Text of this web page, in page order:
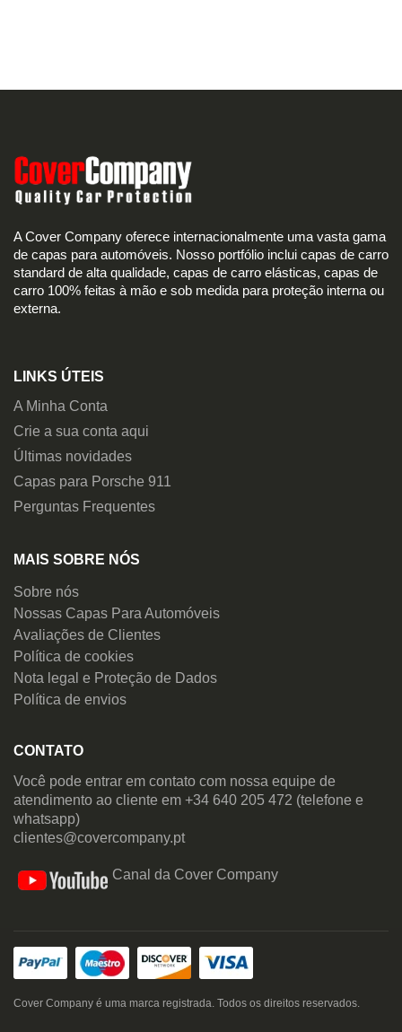
A Cover Company oferece internacionalmente uma vasta gama
de capas para automóveis. Nosso portfólio inclui capas de carro
standard de alta qualidade, capas de carro elásticas, capas de
carro 100% feitas à mão e sob medida para proteção interna ou
externa.
LINKS ÚTEIS
A Minha Conta
Crie a sua conta aqui
Últimas novidades
Capas para Porsche 911
Perguntas Frequentes
MAIS SOBRE NÓS
Sobre nós
Nossas Capas Para Automóveis
Avaliações de Clientes
Política de cookies
Nota legal e Proteção de Dados
Política de envios
CONTATO
Você pode entrar em contato com nossa equipe de
atendimento ao cliente em +34 640 205 472 (telefone e
whatsapp)
clientes@covercompany.pt
Canal da Cover Company
Cover Company é uma marca registrada. Todos os direitos reservados.